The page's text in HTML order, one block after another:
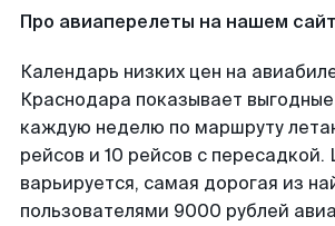
Про авиаперелеты на нашем
Календарь низких цен на
Краснодара показывает
каждую неделю по маршруту
рейсов и 10 рейсов с пересадкой.
варьируется, самая дорогая из
пользователями 9000 рублей